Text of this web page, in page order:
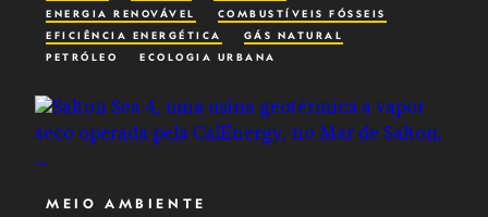
ENERGIA RENOVÁVEL
COMBUSTÍVEIS FÓSSEIS
EFICIÊNCIA ENERGÉTICA
GÁS NATURAL
PETRÓLEO
ECOLOGIA URBANA
MEIO AMBIENTE